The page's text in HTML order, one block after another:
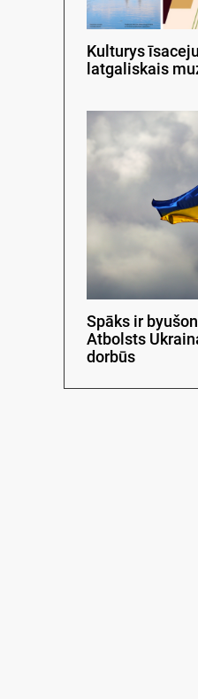
Kulturys
latgaliskais
Spāks ir
Atbolsts
dorbūs